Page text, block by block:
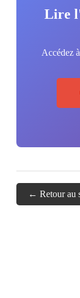
Lire
Accédez
← Retour au